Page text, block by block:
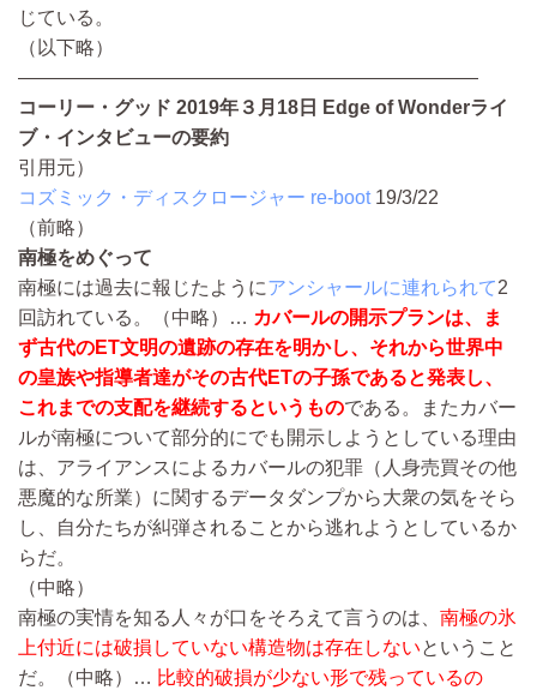
じている。
（以下略）
————————————————————————
コーリー・グッド 2019年３月18日 Edge of Wonderライ
ブ・インタビューの要約
引用元）
コズミック・ディスクロージャー re-boot 19/3/22
（前略）
南極をめぐって
南極には過去に報じたようにアンシャールに連れられて2
回訪れている。
（中略）… カバールの開示プランは、ま
ず古代のET文明の遺跡の存在を明かし、それから世界中
の皇族や指導者達がその古代ETの子孫であると発表し、
これまでの支配を継続するというものである。またカバー
ルが南極について部分的にでも開示しようとしている理由
は、アライアンスによるカバールの犯罪（人身売買その他
悪魔的な所業）に関するデータダンプから大衆の気をそら
し、自分たちが糾弾されることから逃れようとしているか
らだ。
（中略）
南極の実情を知る人々が口をそろえて言うのは、 南極の氷
上付近には破損していない構造物は存在しないということ
だ。
（中略）… 比較的破損が少ない形で残っているの